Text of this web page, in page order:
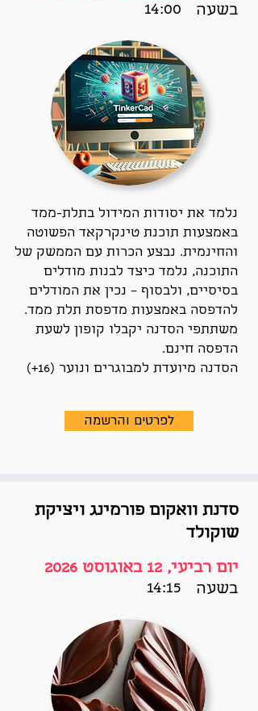
14:00
בשעה
נלמד את יסודות המידול בתלת-ממד
באמצעות תוכנת טינקרקאד הפשוטה
והחינמית. נבצע הכרות עם הממשק של
התוכנה, נלמד כיצד לבנות מודלים
בסיסיים, ולבסוף – נכין את המודלים
להדפסה באמצעות מדפסת תלת ממד.
משתתפי הסדנה יקבלו קופון לשעת
הדפסה חינם.
הסדנה מיועדת למבוגרים ונוער (16+)
לפרטים והרשמה
סדנת וואקום פורמינג ויציקת
שוקולד
יום רביעי, 12 באוגוסט 2026
14:15
בשעה